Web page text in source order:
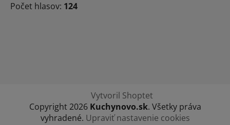
Počet hlasov: 124
Vytvoril Shoptet
Copyright 2026 Kuchynovo.sk. Všetky práva
vyhradené. Upraviť nastavenie cookies